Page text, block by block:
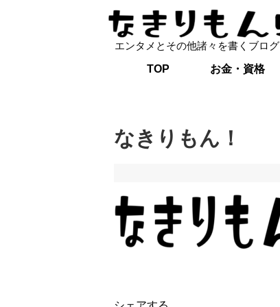
エンタメとその他諸々を書くブログ
TOP
お金・資格
なきりもん！